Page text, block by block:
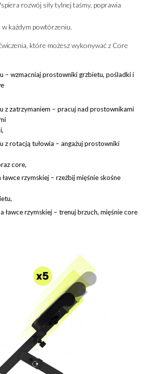
rozwój siły tylnej taśmy, poprawia
każdym powtórzeniu.
które możesz wykonywać z Core
– wzmacniaj prostowniki grzbietu, pośladki i
z zatrzymaniem – pracuj nad prostownikami
z rotacją tułowia – angażuj prostowniki
core,
ławce rzymskiej – rzeźbij mięśnie skośne
ławce rzymskiej – trenuj brzuch, mięśnie core